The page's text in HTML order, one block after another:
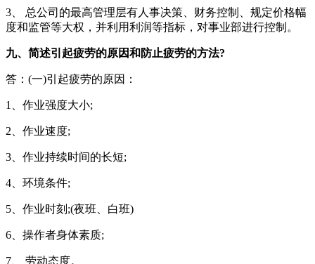
3、 总公司的最高管理层有人事决策、财务控制、规定价格幅
度和监管等大权，并利用利润等指标，对事业部进行控制。
九、简述引起疲劳的原因和防止疲劳的方法?
答：(一)引起疲劳的原因：
1、作业强度大小;
2、作业速度;
3、作业持续时间的长短;
4、环境条件;
5、作业时刻;(夜班、白班)
6、操作者身体素质;
7、 劳动态度。